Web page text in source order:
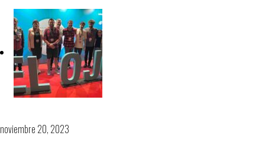
noviembre 20, 2023